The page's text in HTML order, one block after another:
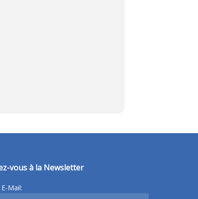
vous à la Newsletter
Mail: